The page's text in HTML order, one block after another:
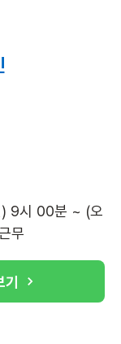
) 9시 00분 ~ (오
무
기